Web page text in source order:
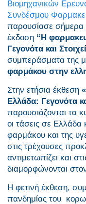
Βιομηχανικών
Συνδέσμου
παρουσίασε σήμερα
έκδοση “Η
Γεγονότα και
συμπεράσματα της
φαρμάκου στην
Στην ετήσια έκθεση
Ελλάδα: Γεγονότα
παρουσιάζονται τα
οι τάσεις σε
φαρμάκου και της
στις τρέχουσες
αντιμετωπίζει και
διαμορφώνονται
Η φετινή έκθεση,
πανδημίας του